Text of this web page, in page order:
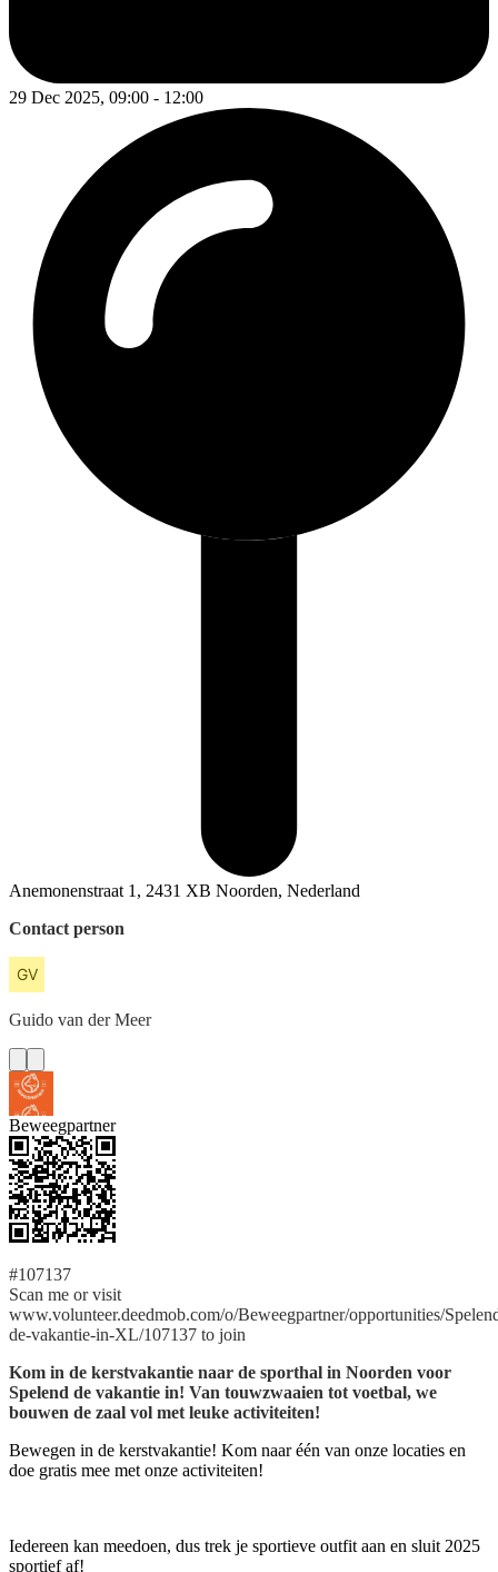
29 Dec 2025, 09:00 - 12:00
Anemonenstraat 1, 2431 XB Noorden, Nederland
Contact person
Guido van der Meer
Beweegpartner
#107137
Scan me or visit
www.volunteer.deedmob.com/o/Beweegpartner/opportunities/
de-vakantie-in-XL/107137 to join
Kom in de kerstvakantie naar de sporthal in Noorden voor
Spelend de vakantie in! Van touwzwaaien tot voetbal, we
bouwen de zaal vol met leuke activiteiten!
Bewegen in de kerstvakantie! Kom naar één van onze locaties en
doe gratis mee met onze activiteiten!
Iedereen kan meedoen, dus trek je sportieve outfit aan en sluit 2025
sportief af!